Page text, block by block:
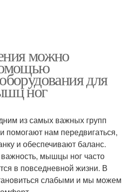
можно
для
ног
из самых важных групп
нам передвигаться,
и обеспечивают баланс.
мышцы ног часто
в повседневной жизни. В
слабыми и мы можем